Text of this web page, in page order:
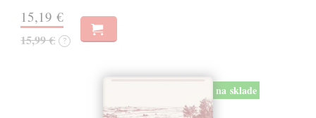
15,19 €
15,99 € ?
na sklade